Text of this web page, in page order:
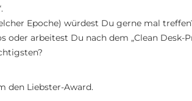
Epoche) würdest Du gerne mal
oder arbeitest Du nach dem „Clean Desk-
den Liebster-Award.